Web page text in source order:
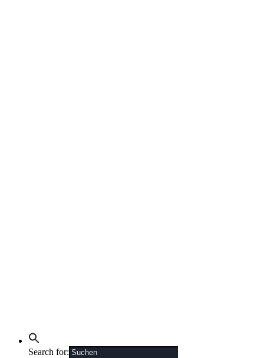
Search for: